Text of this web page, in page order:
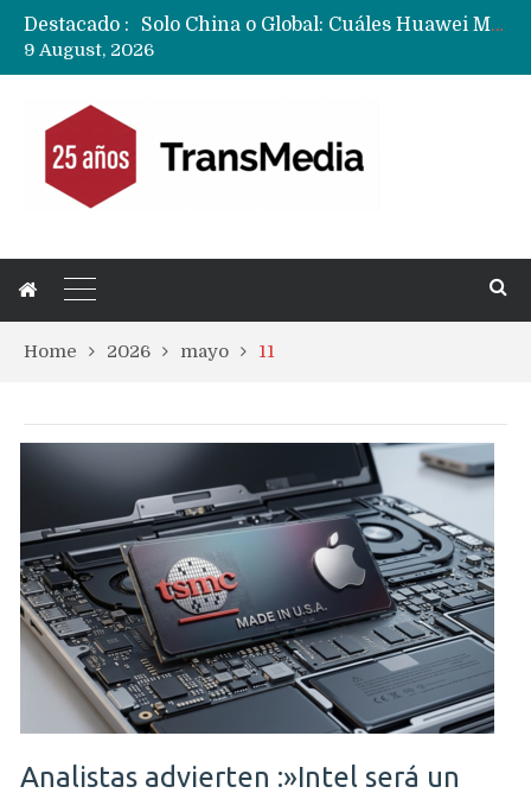
Destacado :
Data Centers de Huawei en Chile, México, Brasil,Perú y Argentina podrían verse afectados por arremetida de EE.UU
9 August, 2026
Home 2026 mayo 11
Analistas advierten :»Intel será un